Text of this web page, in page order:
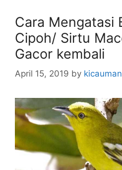
Cara Mengatasi
Cipoh/ Sirtu
Gacor kembali
April 15, 2019 by